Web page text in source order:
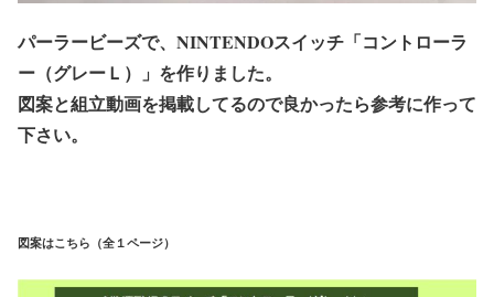
パーラービーズで、NINTENDOスイッチ「コントローラ
ー（グレーＬ）」を作りました。
図案と組立動画を掲載してるので良かったら参考に作って
下さい。
図案はこちら（全１ページ）